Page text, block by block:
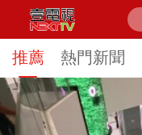
推薦 熱門新聞